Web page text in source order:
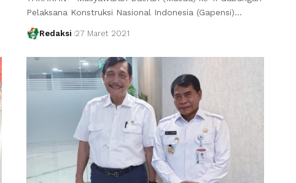
Pelaksana Konstruksi Nasional Indonesia (Gapensi)…
Redaksi 27 Maret 2021